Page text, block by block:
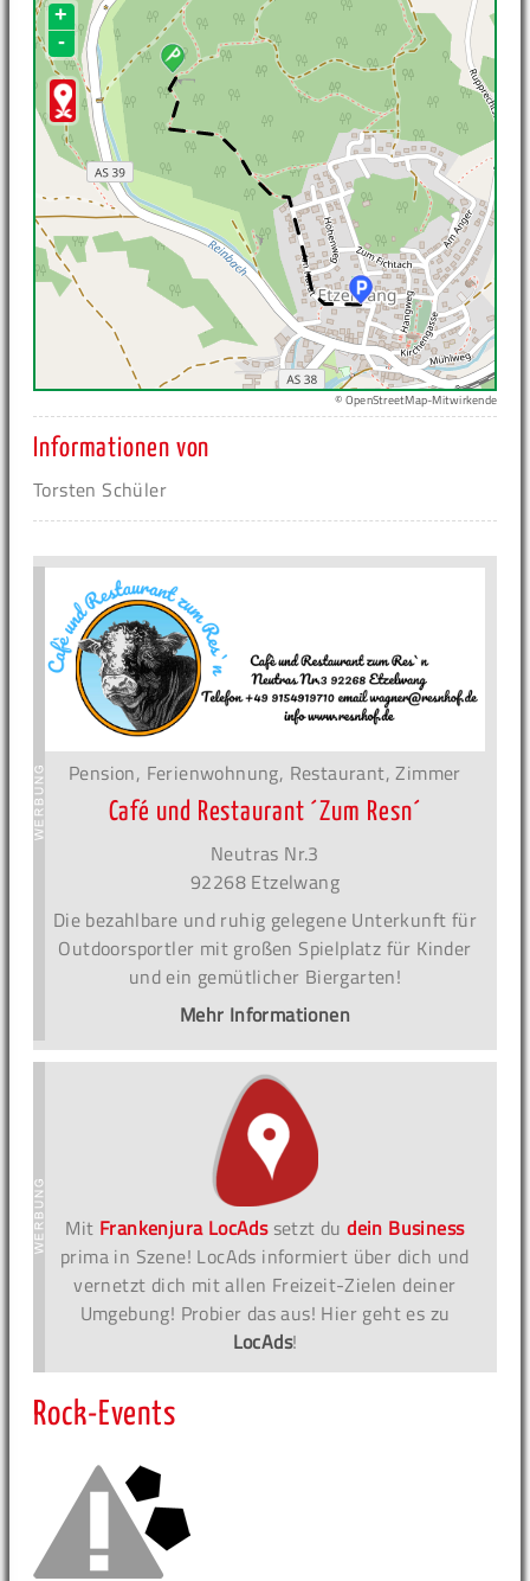
+
-
© OpenStreetMap-Mitwirkende
Informationen von
Torsten Schüler
Pension, Ferienwohnung, Restaurant, Zimmer
Café und Restaurant ´Zum Resn´
Neutras Nr.3
92268 Etzelwang
Die bezahlbare und ruhig gelegene Unterkunft für
Outdoorsportler mit großen Spielplatz für Kinder
und ein gemütlicher Biergarten!
Mehr Informationen
Mit Frankenjura LocAdssetzt dudein Business
prima in Szene! LocAds informiert über dich und
vernetzt dich mit allen Freizeit-Zielen deiner
Umgebung! Probier das aus! Hier geht es zu
LocAds!
Rock-Events